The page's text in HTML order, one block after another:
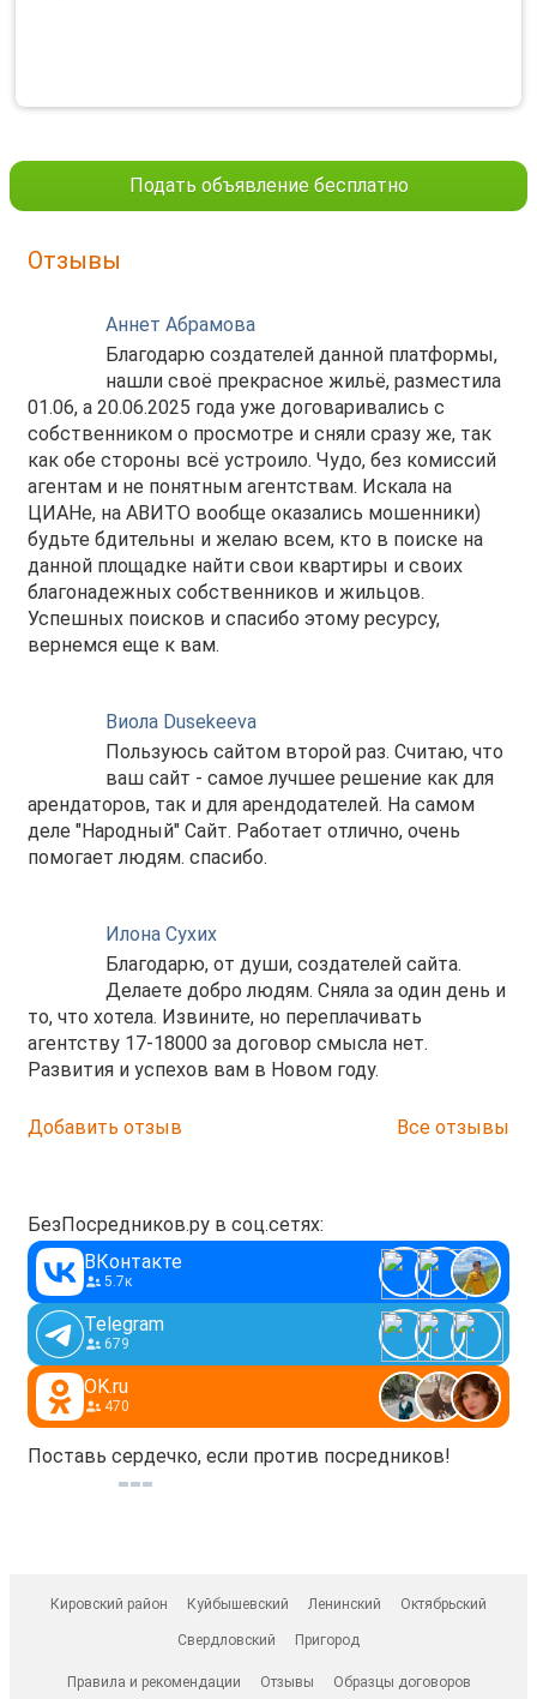
Подать объявление бесплатно
Отзывы
Аннет Абрамова
Благодарю создателей данной платформы,
нашли своё прекрасное жильё, разместила
01.06, а 20.06.2025 года уже договаривались с
собственником о просмотре и сняли сразу же, так
как обе стороны всё устроило. Чудо, без комиссий
агентам и не понятным агентствам. Искала на
ЦИАНе, на АВИТО вообще оказались мошенники)
будьте бдительны и желаю всем, кто в поиске на
данной площадке найти свои квартиры и своих
благонадежных собственников и жильцов.
Успешных поисков и спасибо этому ресурсу,
вернемся еще к вам.
Виола Dusekeeva
Пользуюсь сайтом второй раз. Считаю, что
ваш сайт - самое лучшее решение как для
арендаторов, так и для арендодателей. На самом
деле "Народный" Сайт. Работает отлично, очень
помогает людям. спасибо.
Илона Сухих
Благодарю, от души, создателей сайта.
Делаете добро людям. Сняла за один день и
то, что хотела. Извините, но переплачивать
агентству 17-18000 за договор смысла нет.
Развития и успехов вам в Новом году.
Добавить отзыв Все отзывы
БезПосредников.ру в соц.сетях:
ВКонтакте
5.7к
Telegram
679
OK.ru
470
Поставь сердечко, если против посредников!
Кировский район Куйбышевский Ленинский Октябрьский
Свердловский Пригород
Правила и рекомендации Отзывы Образцы договоров